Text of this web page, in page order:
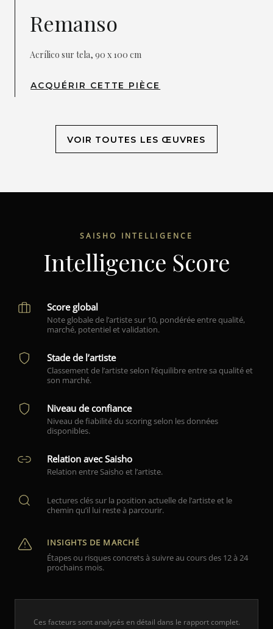
Remanso
Acrílico sur tela, 90 x 100 cm
ACQUÉRIR CETTE PIÈCE
VOIR TOUTES LES ŒUVRES
SAISHO INTELLIGENCE
Intelligence Score
Score global
Note globale de l’artiste sur 10, pondérée entre qualité,
marché, potentiel et validation.
Stade de l’artiste
Classement de l’artiste selon l’équilibre entre sa qualité et
son marché.
Niveau de confiance
Niveau de fiabilité du scoring selon les données
disponibles.
Relation avec Saisho
Relation entre Saisho et l’artiste.
Lectures clés sur la position actuelle de l’artiste et le
chemin qu’il lui reste à parcourir.
INSIGHTS DE MARCHÉ
Étapes ou risques concrets à suivre au cours des 12 à 24
prochains mois.
Ces facteurs sont analysés en détail dans le rapport complet.